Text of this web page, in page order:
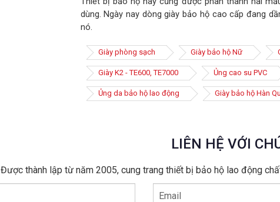
dùng. Ngày nay dòng giày bảo hộ cao cấp đang
nó.
Giày phòng sạch Giày bảo hộ Nữ
Giày K2 - TE600, TE7000 Ủng cao su PVC
Ủng da bảo hộ lao động Giày bảo hộ Hàn
LIÊN HỆ VỚI
Được thành lập từ năm 2005, cung trang thiết bị bảo hộ lao động
Email